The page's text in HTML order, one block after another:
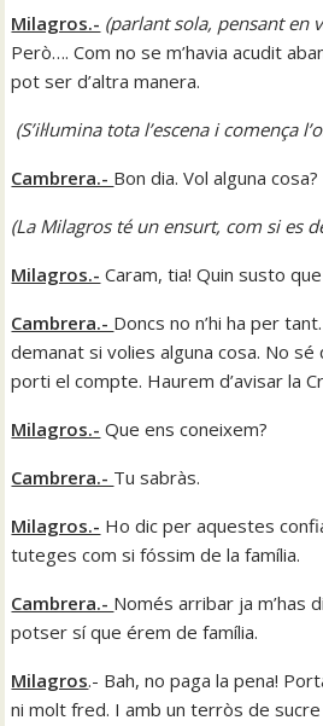
Milagros.- (parlant sola, pensant en
Però…. Com no se m’havia acudit
pot ser d’altra manera.
(S’il·lumina tota l’escena i comença
Cambrera.- Bon dia. Vol alguna cosa?
(La Milagros té un ensurt, com si es
Milagros.- Caram, tia! Quin susto
Cambrera.- Doncs no n’hi ha per
demanat si volies alguna cosa. No
porti el compte. Haurem d’avisar la
Milagros.- Que ens coneixem?
Cambrera.- Tu sabràs.
Milagros.- Ho dic per aquestes
tuteges com si fóssim de la família.
Cambrera.- Només arribar ja m’has
potser sí que érem de família.
Milagros.- Bah, no paga la pena!
ni molt fred. I amb un terròs de